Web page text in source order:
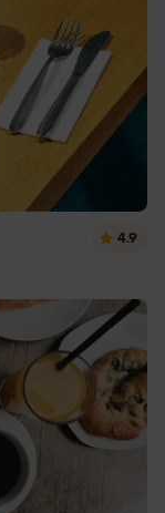
4.9